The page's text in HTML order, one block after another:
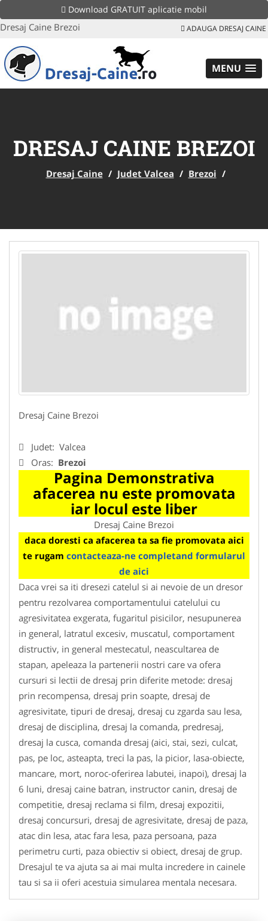
Download GRATUIT aplicatie mobil
Dresaj Caine Brezoi ADAUGA DRESAJ CAINE
MENU
DRESAJ CAINE BREZOI
Dresaj Caine / Judet Valcea / Brezoi /
Dresaj Caine Brezoi
Judet: Valcea
Oras: Brezoi
Pagina Demonstrativa
afacerea nu este promovata
iar locul este liber
Dresaj Caine Brezoi
daca doresti ca afacerea ta sa fie promovata aici
te rugam contacteaza-ne completand formularul
de aici
Daca vrei sa iti dresezi catelul si ai nevoie de un dresor
pentru rezolvarea comportamentului catelului cu
agresivitatea exgerata, fugaritul pisicilor, nesupunerea
in general, latratul excesiv, muscatul, comportament
distructiv, in general mestecatul, neascultarea de
stapan, apeleaza la partenerii nostri care va ofera
cursuri si lectii de dresaj prin diferite metode: dresaj
prin recompensa, dresaj prin soapte, dresaj de
agresivitate, tipuri de dresaj, dresaj cu zgarda sau lesa,
dresaj de disciplina, dresaj la comanda, predresaj,
dresaj la cusca, comanda dresaj (aici, stai, sezi, culcat,
pas, pe loc, asteapta, treci la pas, la picior, lasa-obiecte,
mancare, mort, noroc-oferirea labutei, inapoi), dresaj la
6 luni, dresaj caine batran, instructor canin, dresaj de
competitie, dresaj reclama si film, dresaj expozitii,
dresaj concursuri, dresaj de agresivitate, dresaj de paza,
atac din lesa, atac fara lesa, paza persoana, paza
perimetru curti, paza obiectiv si obiect, dresaj de grup.
Dresajul te va ajuta sa ai mai multa incredere in cainele
tau si sa ii oferi acestuia simularea mentala necesara.